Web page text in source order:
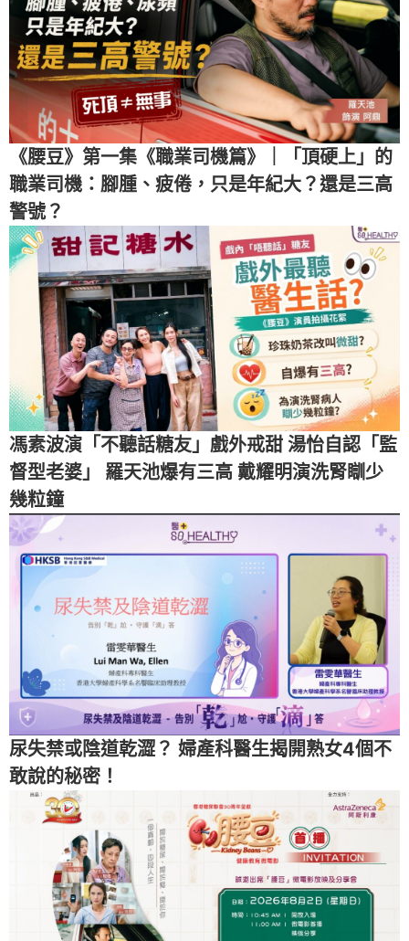
《腰豆》第一集《職業司機篇》｜「頂硬上」的
職業司機：腳腫、疲倦，只是年紀大？還是三高
警號？
馮素波演「不聽話糖友」戲外戒甜 湯怡自認「監
督型老婆」 羅天池爆有三高 戴耀明演洗腎瞓少
幾粒鐘
尿失禁或陰道乾澀？ 婦產科醫生揭開熟女4個不
敢說的秘密！